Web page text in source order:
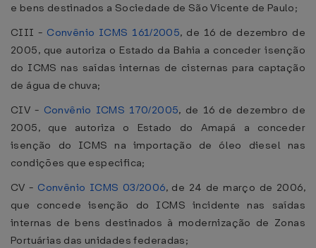
e bens destinados a Sociedade de São Vicente de Paulo;
CIII - Convênio ICMS 161/2005, de 16 de dezembro de
2005, que autoriza o Estado da Bahia a conceder isenção
do ICMS nas saídas internas de cisternas para captação
de água de chuva;
CIV - Convênio ICMS 170/2005, de 16 de dezembro de
2005, que autoriza o Estado do Amapá a conceder
isenção do ICMS na importação de óleo diesel nas
condições que especifica;
CV - Convênio ICMS 03/2006, de 24 de março de 2006,
que concede isenção do ICMS incidente nas saídas
internas de bens destinados à modernização de Zonas
Portuárias das unidades federadas;